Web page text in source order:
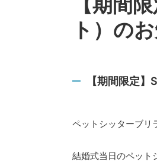
ト）の
【期間限定
ペットシッターブリ
結婚式当日のペット